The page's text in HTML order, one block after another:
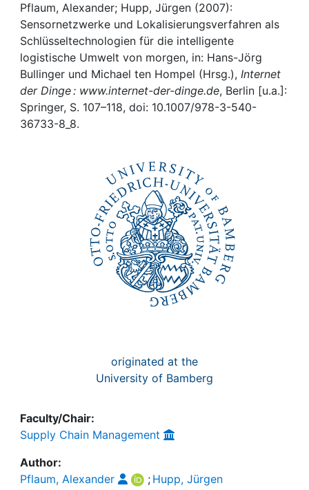
My FIS
Help
Pflaum, Alexander; Hupp, Jürgen (2007):
Sensornetzwerke und Lokalisierungsverfahren als
Schlüsseltechnologien für die intelligente
logistische Umwelt von morgen, in: Hans-Jörg
Bullinger und Michael ten Hompel (Hrsg.), Internet
der Dinge : www.internet-der-dinge.de, Berlin [u.a.]:
Springer, S. 107–118, doi: 10.1007/978-3-540-
36733-8_8.
originated at the
University of Bamberg
Faculty/Chair:
Supply Chain Management
Author:
Pflaum, Alexander
; Hupp, Jürgen